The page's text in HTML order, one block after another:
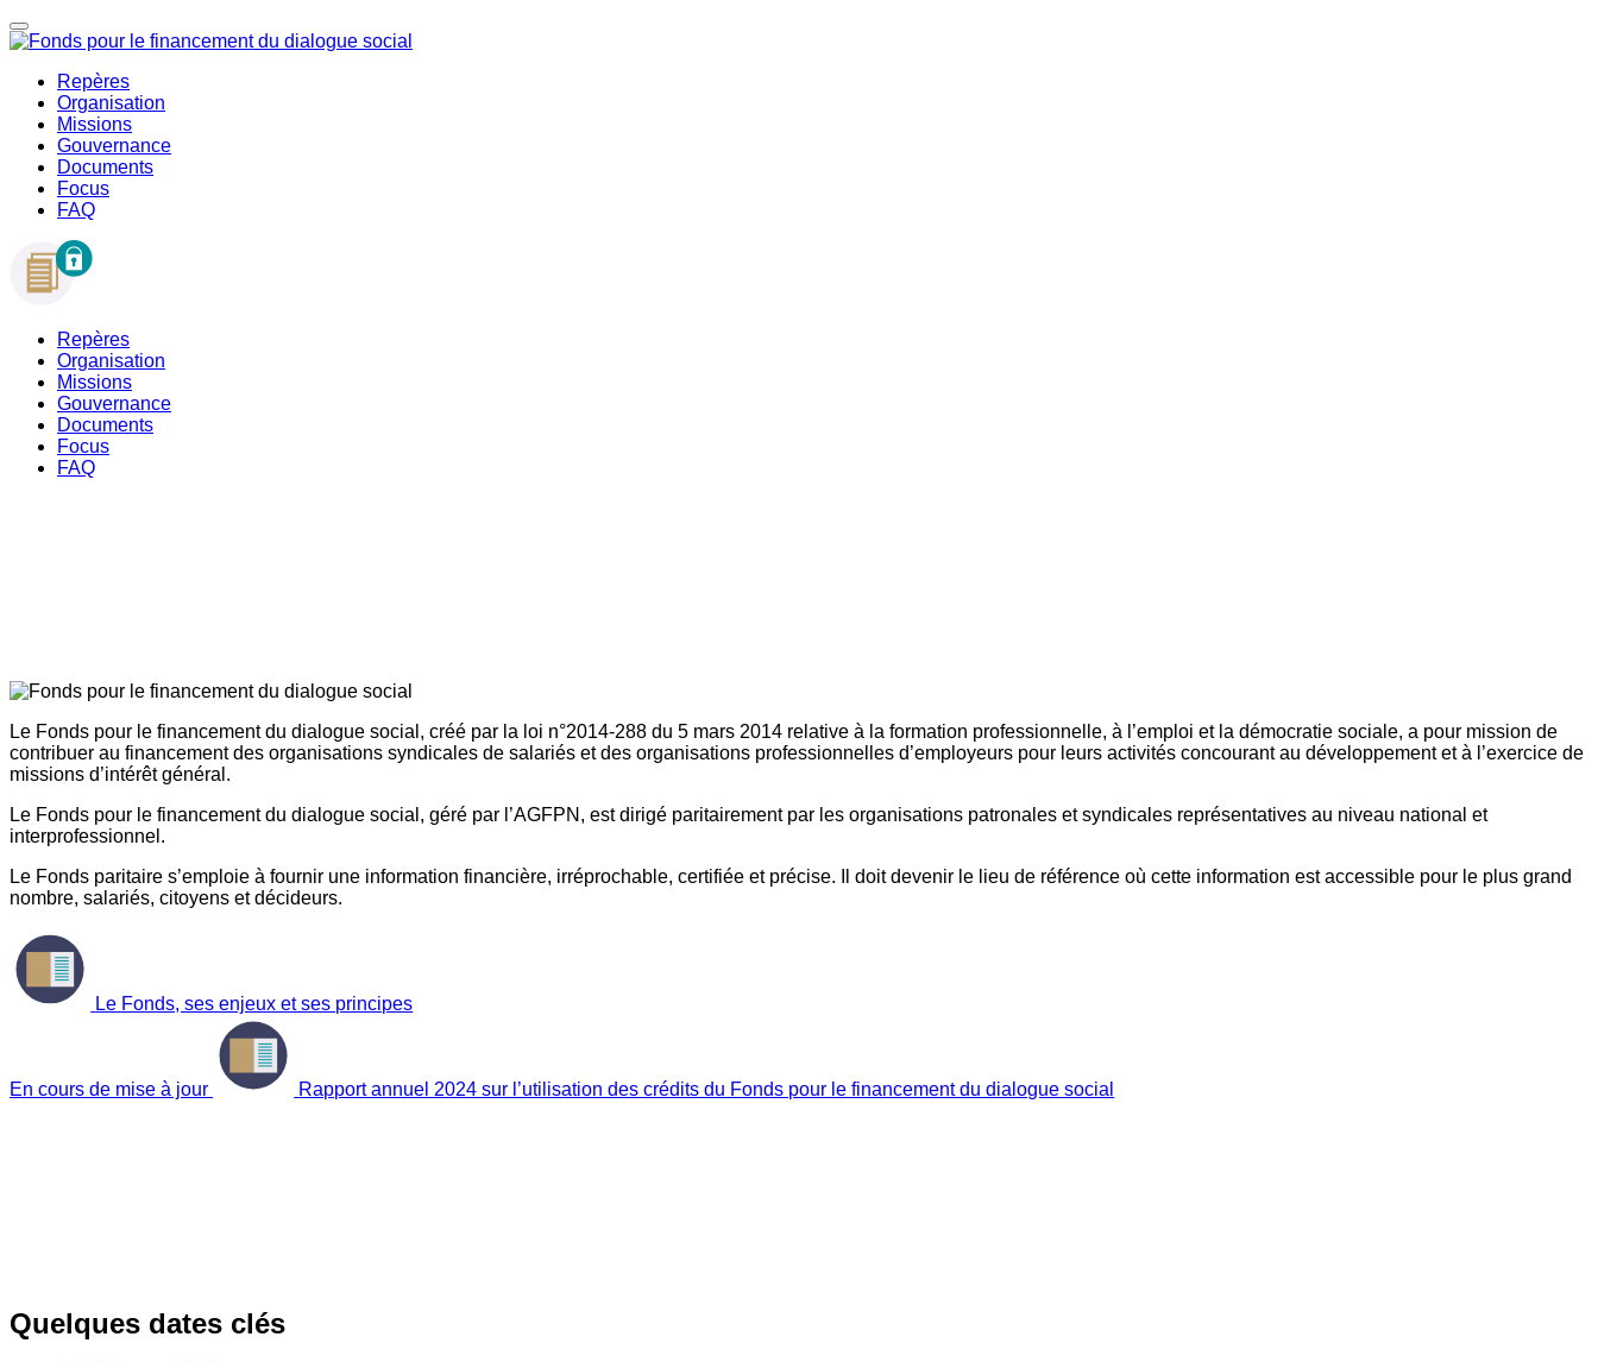
Repères
Organisation
Missions
Gouvernance
Documents
Focus
FAQ
Repères
Organisation
Missions
Gouvernance
Documents
Focus
FAQ
Le Fonds pour le financement du dialogue social, créé par la loi n°2014-288 du 5 mars 2014 relative à la formation professionnelle, à l’emploi et la démocratie sociale, a pour mission de
contribuer au financement des organisations syndicales de salariés et des organisations professionnelles d’employeurs pour leurs activités concourant au développement et à l’exercice de
missions d’intérêt général.
Le Fonds pour le financement du dialogue social, géré par l’AGFPN, est dirigé paritairement par les organisations patronales et syndicales représentatives au niveau national et
interprofessionnel.
Le Fonds paritaire s’emploie à fournir une information financière, irréprochable, certifiée et précise. Il doit devenir le lieu de référence où cette information est accessible pour le plus grand
nombre, salariés, citoyens et décideurs.
Le Fonds, ses enjeux et ses principes
En cours de mise à jour Rapport annuel 2024 sur l’utilisation des crédits du Fonds pour le financement du dialogue social
Quelques dates clés